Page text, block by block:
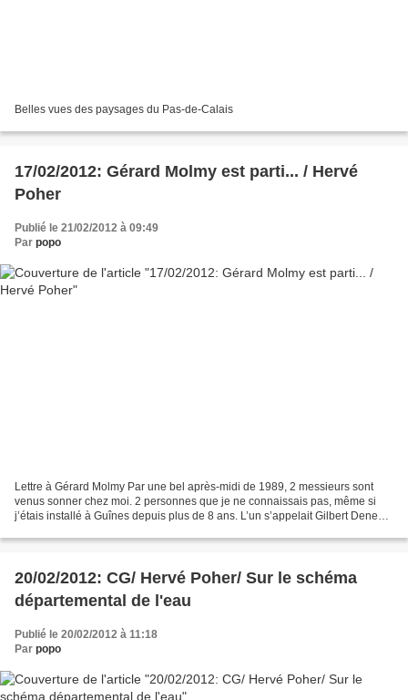
Belles vues des paysages du Pas-de-Calais
17/02/2012: Gérard Molmy est parti... / Hervé
Poher
Publié le 21/02/2012 à 09:49
Par popo
Lettre à Gérard Molmy Par une bel après-midi de 1989, 2 messieurs sont
venus sonner chez moi. 2 personnes que je ne connaissais pas, même si
j’étais installé à Guînes depuis plus de 8 ans. L’un s’appelait Gilbert Denez ;
20/02/2012: CG/ Hervé Poher/ Sur le schéma
départemental de l'eau
Publié le 20/02/2012 à 11:18
Par popo